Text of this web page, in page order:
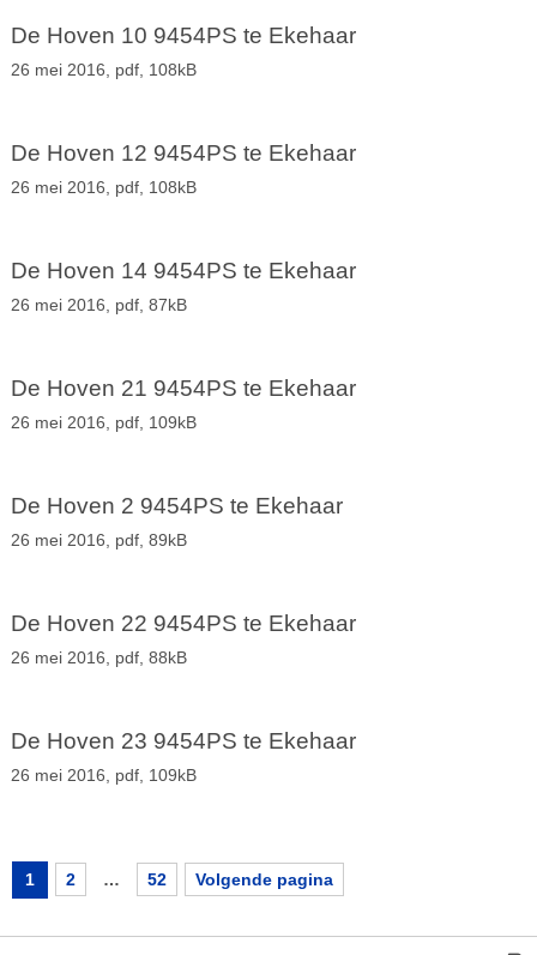
De Hoven 10 9454PS te Ekehaar
26 mei 2016, pdf, 108kB
De Hoven 12 9454PS te Ekehaar
26 mei 2016, pdf, 108kB
De Hoven 14 9454PS te Ekehaar
26 mei 2016, pdf, 87kB
De Hoven 21 9454PS te Ekehaar
26 mei 2016, pdf, 109kB
De Hoven 2 9454PS te Ekehaar
26 mei 2016, pdf, 89kB
De Hoven 22 9454PS te Ekehaar
26 mei 2016, pdf, 88kB
De Hoven 23 9454PS te Ekehaar
26 mei 2016, pdf, 109kB
1 2 … 52 Volgende pagina